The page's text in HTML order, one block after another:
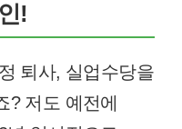
!
퇴사, 실업수당을
? 저도 예전에